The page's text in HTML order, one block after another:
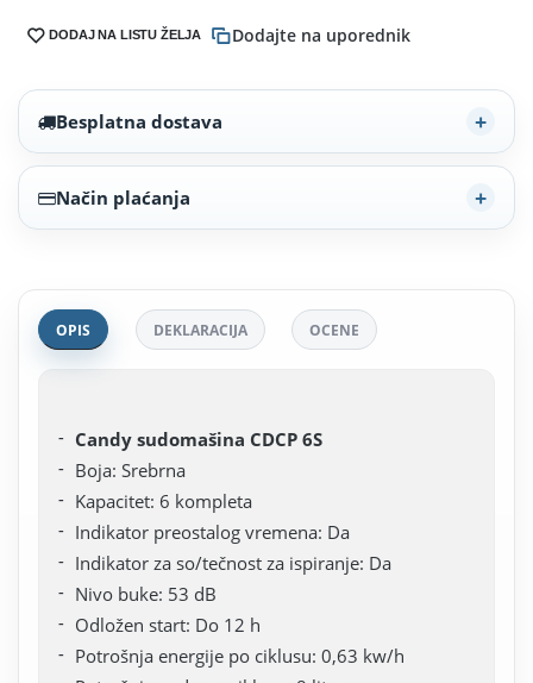
DODAJ NA LISTU ŽELJA Dodajte na uporednik
Besplatna dostava
Način plaćanja
OPIS DEKLARACIJA OCENE
Candy sudomašina CDCP 6S
Boja: Srebrna
Kapacitet: 6 kompleta
Indikator preostalog vremena: Da
Indikator za so/tečnost za ispiranje: Da
Nivo buke: 53 dB
Odložen start: Do 12 h
Potrošnja energije po ciklusu: 0,63 kw/h